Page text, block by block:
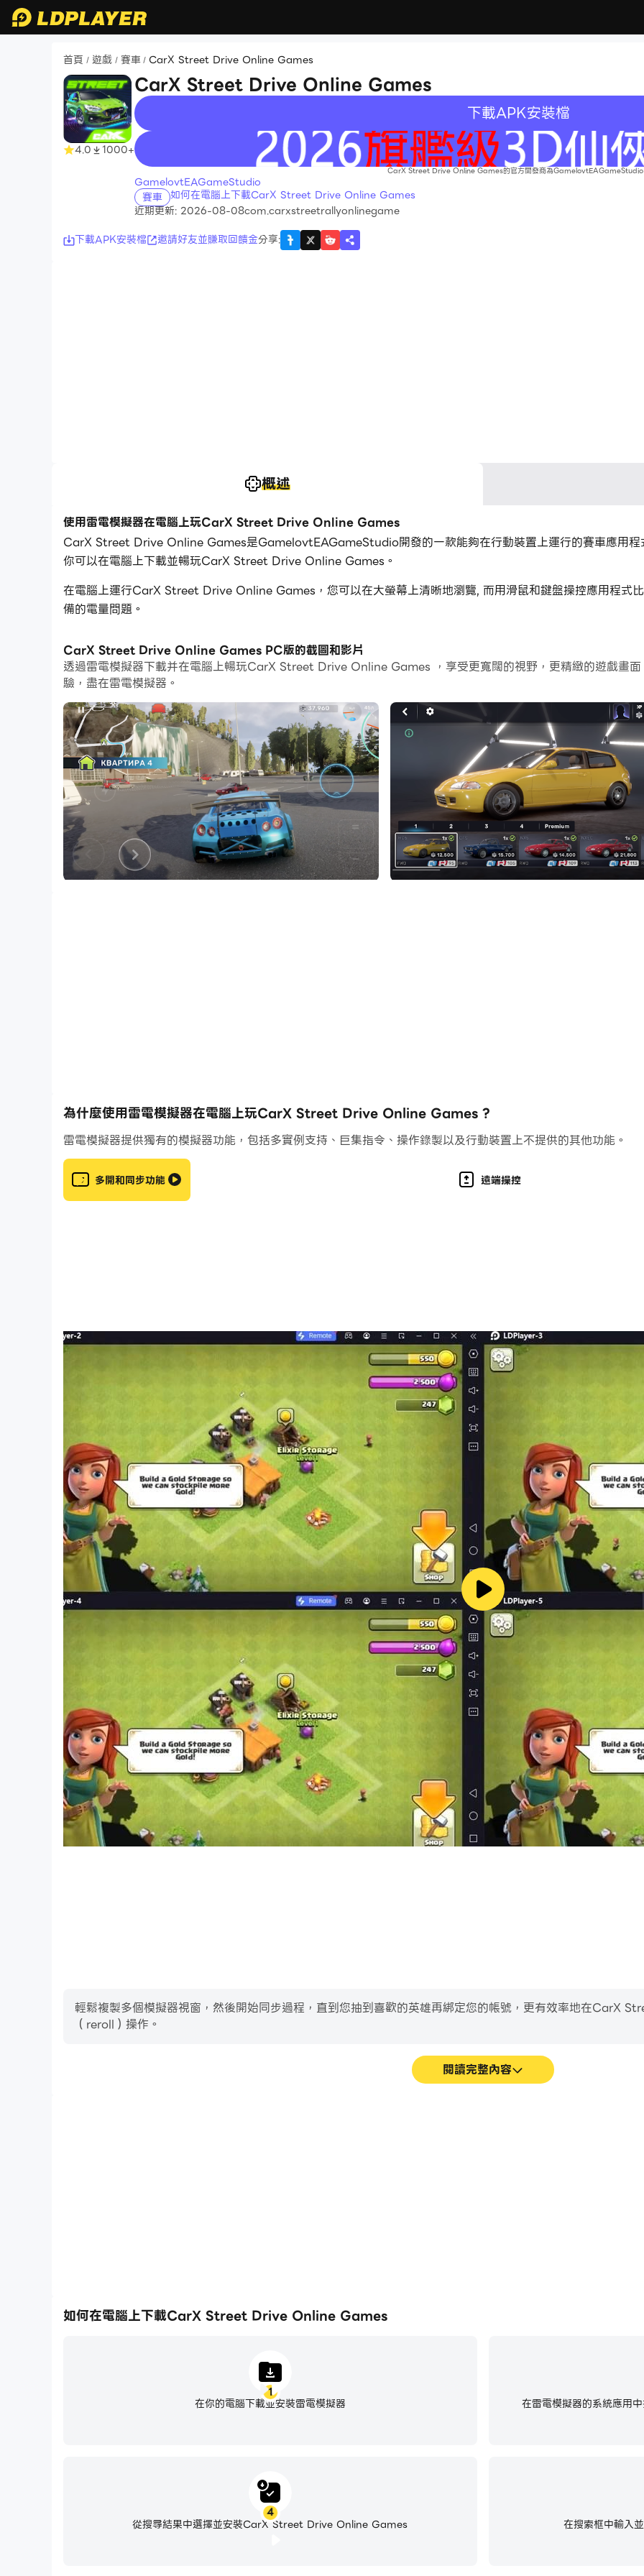
首頁 / 遊戲 / 賽車 / CarX Street Drive Online Games
4.0 1000+
CarX Street Drive Online Games
下載APK安裝檔
recommend
CarX Street Drive Online Games的官方開發商為
GamelovtEAGameStudio
賽車 如何在電腦上下載CarX Street Drive Online Games
近期更新: 2026-08-08com.carxstreetrallyonlinegame
下載APK安裝檔
邀請好友並賺取回饋金分享:
概述
使用雷電模擬器在電腦上玩CarX Street Drive Online Games
CarX Street Drive Online Games是GamelovtEAGameStudio開發的一款能夠在行動裝置上運行的賽車應用
你可以在電腦上下載並暢玩CarX Street Drive Online Games。
在電腦上運行CarX Street Drive Online Games，您可以在大螢幕上清晰地瀏覽, 而用滑鼠和鍵盤操控應用程式
備的電量問題。
通過多開和同步功能，你甚至可以在PC上運行多個應用程式和帳戶。
而文件互傳功能讓分享圖像、影片和文件也變得非常容易。
下載CarX Street Drive Online Games並在PC上運行。享受PC端的大螢幕和高畫質畫質吧!
CarX Car 是一款在不同高速公路上進行的賽車遊戲，具有以下特點
CarX Street Game Drive Racing Player 可以升級/修改每輛車
動畫角色
逼真的汽車模型
免費車庫
CarX Street Drive Online Games PC版的截圖和影片
透過雷電模擬器下載并在電腦上暢玩CarX Street Drive Online Games ，享受更寬闊的視野，更精緻的遊戲畫
驗，盡在雷電模擬器。
為什麼使用雷電模擬器在電腦上玩CarX Street Drive Online Games ?
雷電模擬器提供獨有的模擬器功能，包括多實例支持、巨集指令、操作錄製以及行動裝置上不提供的其他功能。
多開和同步功能 遠端操控
輕鬆複製多個模擬器視窗，然後開始同步過程，直到您抽到喜歡的英雄再綁定您的帳號，更有效率地在CarX
（reroll）操作。
閱讀完整內容
如何在電腦上下載CarX Street Drive Online Games
1
在你的電腦下載並安裝雷電模擬器 在雷電模擬器的系統應用
在搜索框中輸入
4
從搜尋結果中選擇並安裝CarX Street Drive Online Games